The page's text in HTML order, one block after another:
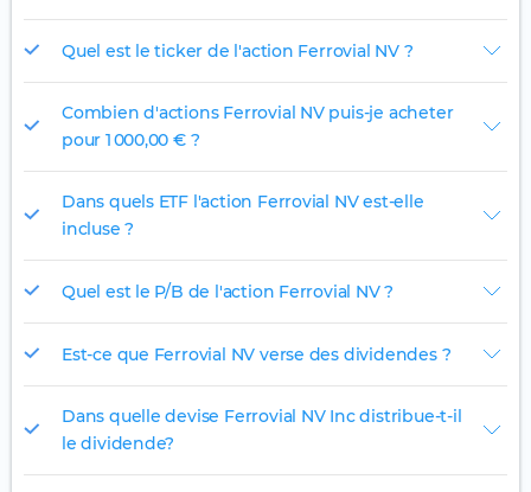
Quel est le ticker de l'action Ferrovial NV ?
Combien d'actions Ferrovial NV puis-je acheter
pour 1 000,00 € ?
Dans quels ETF l'action Ferrovial NV est-elle
incluse ?
Quel est le P/B de l'action Ferrovial NV ?
Est-ce que Ferrovial NV verse des dividendes ?
Dans quelle devise Ferrovial NV Inc distribue-t-il
le dividende?